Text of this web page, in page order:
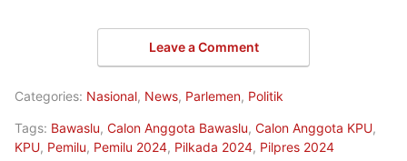
Leave a Comment
Categories: Nasional, News, Parlemen, Politik
Tags: Bawaslu, Calon Anggota Bawaslu, Calon Anggota KPU,
KPU, Pemilu, Pemilu 2024, Pilkada 2024, Pilpres 2024